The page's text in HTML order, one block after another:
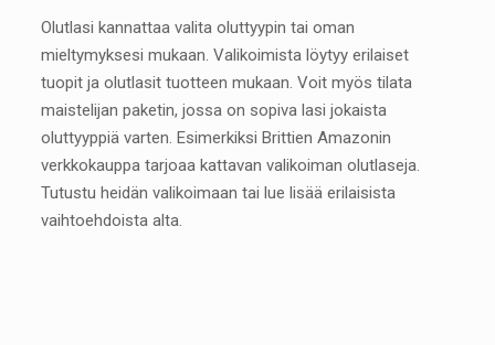
Olutlasi kannattaa valita oluttyypin tai oman
mieltymyksesi mukaan. Valikoimista löytyy erilaiset
tuopit ja olutlasit tuotteen mukaan. Voit myös tilata
maistelijan paketin, jossa on sopiva lasi jokaista
oluttyyppiä varten. Esimerkiksi Brittien Amazonin
verkkokauppa tarjoaa kattavan valikoiman olutlaseja.
Tutustu heidän valikoimaan tai lue lisää erilaisista
vaihtoehdoista alta.